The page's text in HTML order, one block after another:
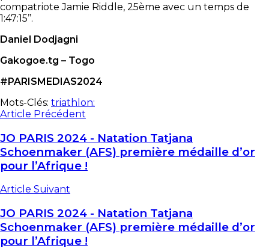
compatriote Jamie Riddle, 25ème avec un temps de
1:47:15’’.
Daniel Dodjagni
Gakogoe.tg – Togo
#PARISMEDIAS2024
Mots-Clés: triathlon:
Article Précédent
JO PARIS 2024 - Natation Tatjana
Schoenmaker (AFS) première médaille d’or
pour l’Afrique !
Article Suivant
JO PARIS 2024 - Natation Tatjana
Schoenmaker (AFS) première médaille d’or
pour l’Afrique !